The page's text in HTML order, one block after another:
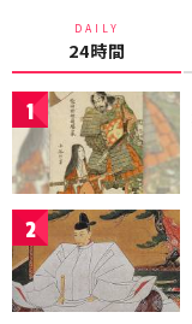
DAILY
24時間
1
2